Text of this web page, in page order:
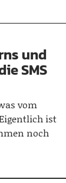
und
SMS
vom
ist
noch